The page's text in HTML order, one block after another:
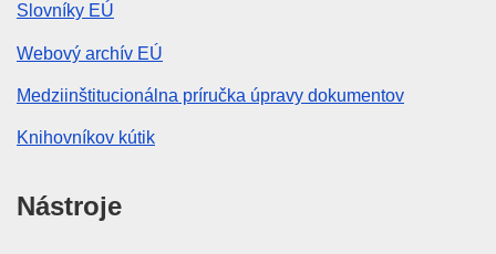
Slovníky EÚ
Webový archív EÚ
Medziinštitucionálna príručka úpravy dokumentov
Knihovníkov kútik
Nástroje